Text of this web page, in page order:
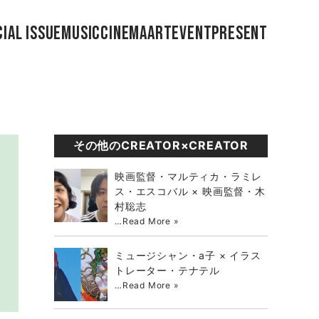
ISSUEMUSICCINEMAARTEVENTPRESENT
その他のCREATOR×CREATOR
映画監督・マルティカ・ラミレ
ス・エスコバル × 映画監督・木
村聡志
… Read More »
ミュージシャン・a子 × イラス
トレーター・テナテル
… Read More »